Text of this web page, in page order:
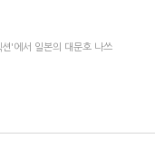
'에서 일본의 대문호 나쓰